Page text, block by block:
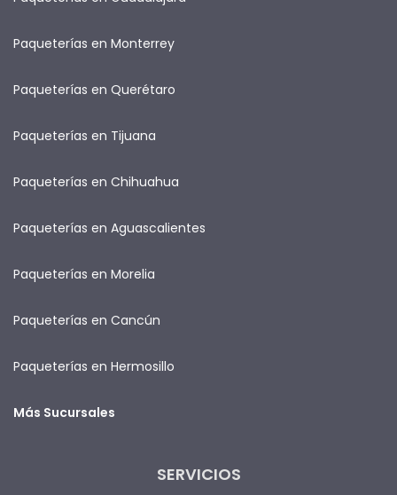
Paqueterías en Monterrey
Paqueterías en Querétaro
Paqueterías en Tijuana
Paqueterías en Chihuahua
Paqueterías en Aguascalientes
Paqueterías en Morelia
Paqueterías en Cancún
Paqueterías en Hermosillo
Más Sucursales
SERVICIOS